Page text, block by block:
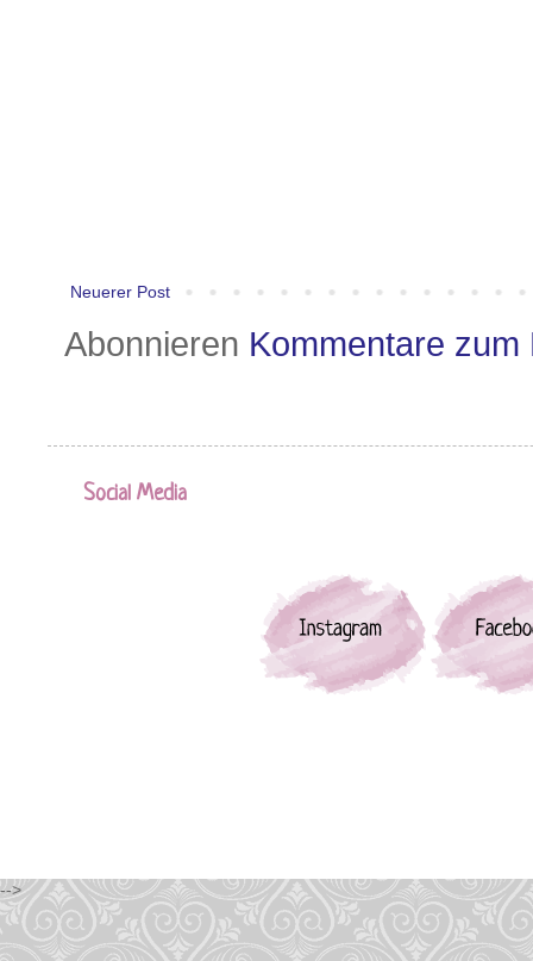
Neuerer Post
Abonnieren Kommentare zum
Social Media
-->